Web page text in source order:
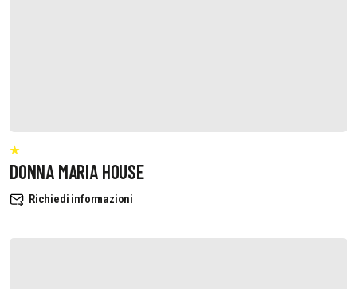
DONNA MARIA HOUSE
Richiedi informazioni